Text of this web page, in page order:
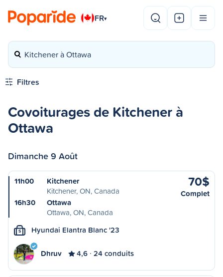
FR▾
Kitchener à Ottawa
Filtres
Covoiturages de Kitchener à
Ottawa
Dimanche 9 Août
11h00
Kitchener
Kitchener, ON, Canada
16h30
Ottawa
Ottawa, ON, Canada
70$
Complet
S Hyundai Elantra Blanc '23
Dhruv 4,6 24 conduits